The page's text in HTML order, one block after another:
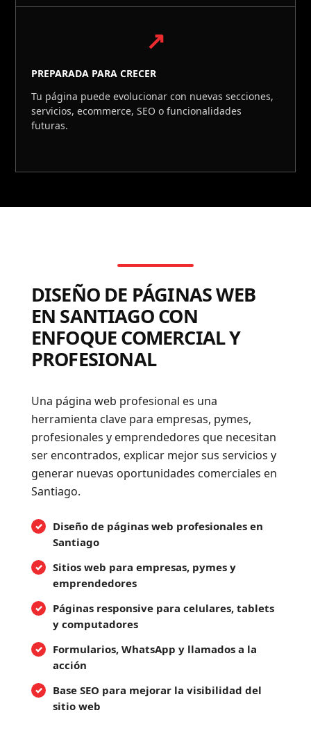
↗
PREPARADA PARA CRECER
Tu página puede evolucionar con nuevas secciones,
servicios, ecommerce, SEO o funcionalidades
futuras.
DISEÑO DE PÁGINAS WEB
EN SANTIAGO CON
ENFOQUE COMERCIAL Y
PROFESIONAL
Una página web profesional es una
herramienta clave para empresas, pymes,
profesionales y emprendedores que necesitan
ser encontrados, explicar mejor sus servicios y
generar nuevas oportunidades comerciales en
Santiago.
Diseño de páginas web profesionales en
Santiago
Sitios web para empresas, pymes y
emprendedores
Páginas responsive para celulares, tablets
y computadores
Formularios, WhatsApp y llamados a la
acción
Base SEO para mejorar la visibilidad del
sitio web